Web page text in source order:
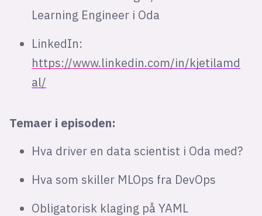
Learning Engineer i Oda
LinkedIn:
https://www.linkedin.com/in/kjetilamd
al/
Temaer i episoden:
Hva driver en data scientist i Oda med?
Hva som skiller MLOps fra DevOps
Obligatorisk klaging på YAML